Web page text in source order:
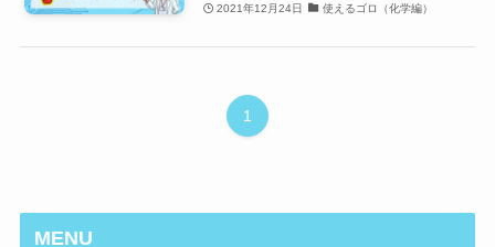
2021年12月24日 使えるゴロ（化学編）
1
MENU